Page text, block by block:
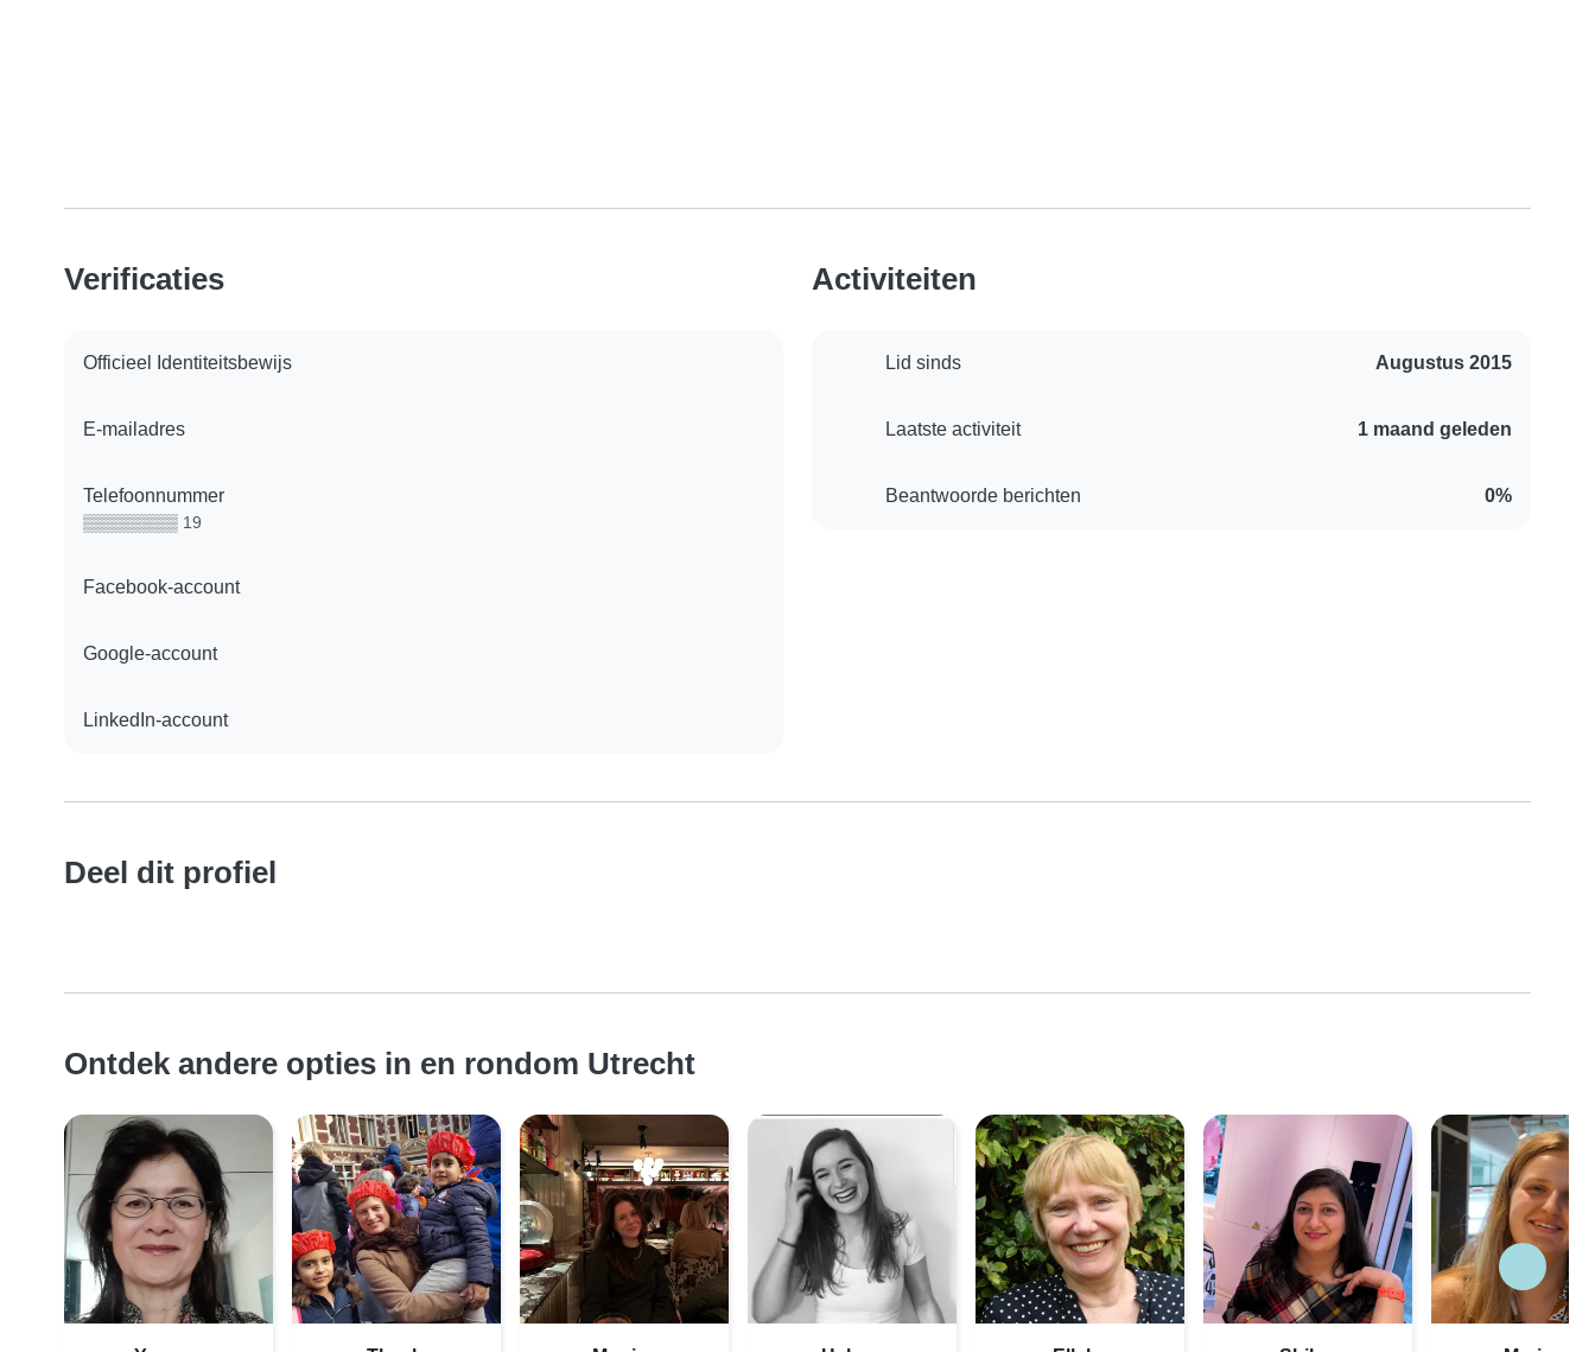
Verificaties
Officieel Identiteitsbewijs
E-mailadres
Telefoonnummer
▒▒▒▒▒▒▒▒ 19
Facebook-account
Google-account
LinkedIn-account
Activiteiten
Lid sinds Augustus 2015
Laatste activiteit 1 maand geleden
Beantwoorde berichten 0%
Deel dit profiel
Ontdek andere opties in en rondom Utrecht